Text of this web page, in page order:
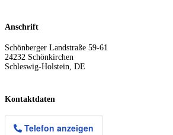
Anschrift
Schönberger Landstraße 59-61
24232 Schönkirchen
Schleswig-Holstein DE
Kontaktdaten
Telefon anzeigen